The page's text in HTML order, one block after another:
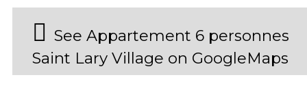
See Appartement 6 personnes
Saint Lary Village on GoogleMaps